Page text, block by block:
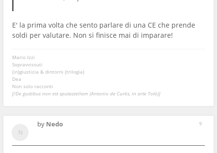
E' la prima volta che sento parlare di una CE che prende
soldi per valutare. Non si finisce mai di imparare!
Mario Izzi
Sopravvissuti
(in)giustizia & dintorni (trilogia)
Dea
Non solo racconti
[/De gustibus non est sputazzellam (Antonio de Curtis, in arte Totò)]
9
by Nedo